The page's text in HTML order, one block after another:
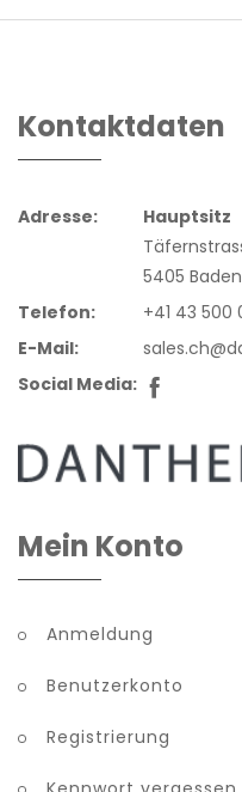
Kontaktdaten
Adresse:
Hauptsitz
5405
Telefon:
+41 43 500
E-Mail:
Social Media:
Mein Konto
Anmeldung
Benutzerkonto
Registrierung